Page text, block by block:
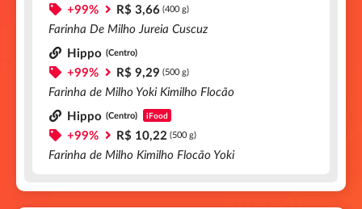
+99% R$ 3,66 (400 g)
Farinha De Milho Jureia Cuscuz
Hippo (Centro)
+99% R$ 9,29 (500 g)
Farinha de Milho Yoki Kimilho Flocão
Hippo (Centro) iFood
+99% R$ 10,22 (500 g)
Farinha de Milho Kimilho Flocão Yoki